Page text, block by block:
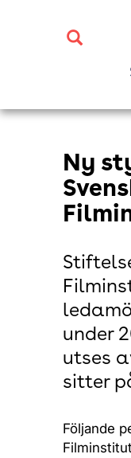
Ny
under
utses
sitter
Följande